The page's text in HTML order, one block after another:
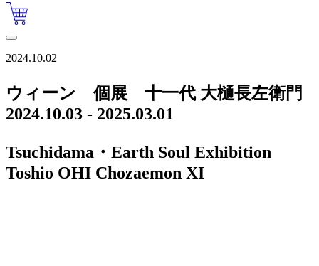
2024.10.02
ウィーン 個展 十一代 大樋長左衛門
2024.10.03 - 2025.03.01
Tsuchidama・Earth Soul Exhibition
Toshio OHI Chozaemon XI